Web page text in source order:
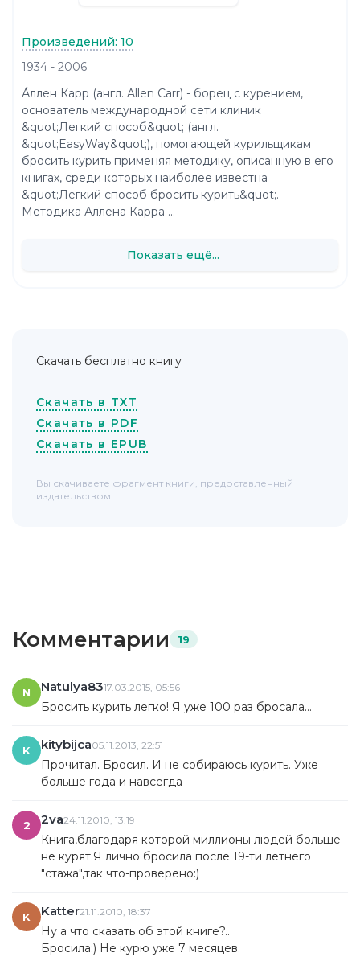
Произведений: 10
1934 - 2006
А́ллен Карр (англ. Allen Carr) - борец с курением,
основатель международной сети клиник
&quot;Легкий способ&quot; (англ.
&quot;EasyWay&quot;), помогающей курильщикам
бросить курить применяя методику, описанную в его
книгах, среди которых наиболее известна
&quot;Легкий способ бросить курить&quot;.
Методика Аллена Карра ...
Показать ещё...
Скачать бесплатно книгу
Скачать в TXT
Скачать в PDF
Скачать в EPUB
Вы скачиваете фрагмент книги, предоставленный
издательством
Комментарии 19
N Natulya8317.03.2015, 05:56
Бросить курить легко! Я уже 100 раз бросала...
K kitybijca05.11.2013, 22:51
Прочитал. Бросил. И не собираюсь курить. Уже
больше года и навсегда
2 2va24.11.2010, 13:19
Книга,благодаря которой миллионы людей больше
не курят.Я лично бросила после 19-ти летнего
"стажа",так что-проверено:)
K Katter21.11.2010, 18:37
Ну а что сказать об этой книге?..
Бросила:) Не курю уже 7 месяцев.